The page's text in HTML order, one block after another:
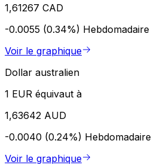
1,61267 CAD
-0.0055 (0.34%) Hebdomadaire
Voir le graphique
Dollar australien
1 EUR équivaut à
1,63642 AUD
-0.0040 (0.24%) Hebdomadaire
Voir le graphique